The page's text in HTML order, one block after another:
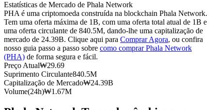
Copiar Trading
Junte-se aos principais traders
Estatísticas de Mercado de Phala Network
PHA é uma criptomoeda construída na blockchain Phala Network.
Tem uma oferta máxima de 1B, com uma oferta total atual de 1B e
uma oferta circulante de 840.5M, dando-lhe uma capitalização de
mercado de 24.39B. Clique aqui para Comprar Agora, ou confira
nosso guia passo a passo sobre como comprar Phala Network
(PHA) de forma segura e fácil.
Preço Atual₩29.69
Suprimento Circulante840.5M
Capitalização de Mercado₩24.39B
Volume(24h)₩1.67M